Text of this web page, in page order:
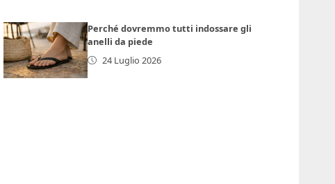
Perché dovremmo tutti indossare gli
anelli da piede
24 Luglio 2026